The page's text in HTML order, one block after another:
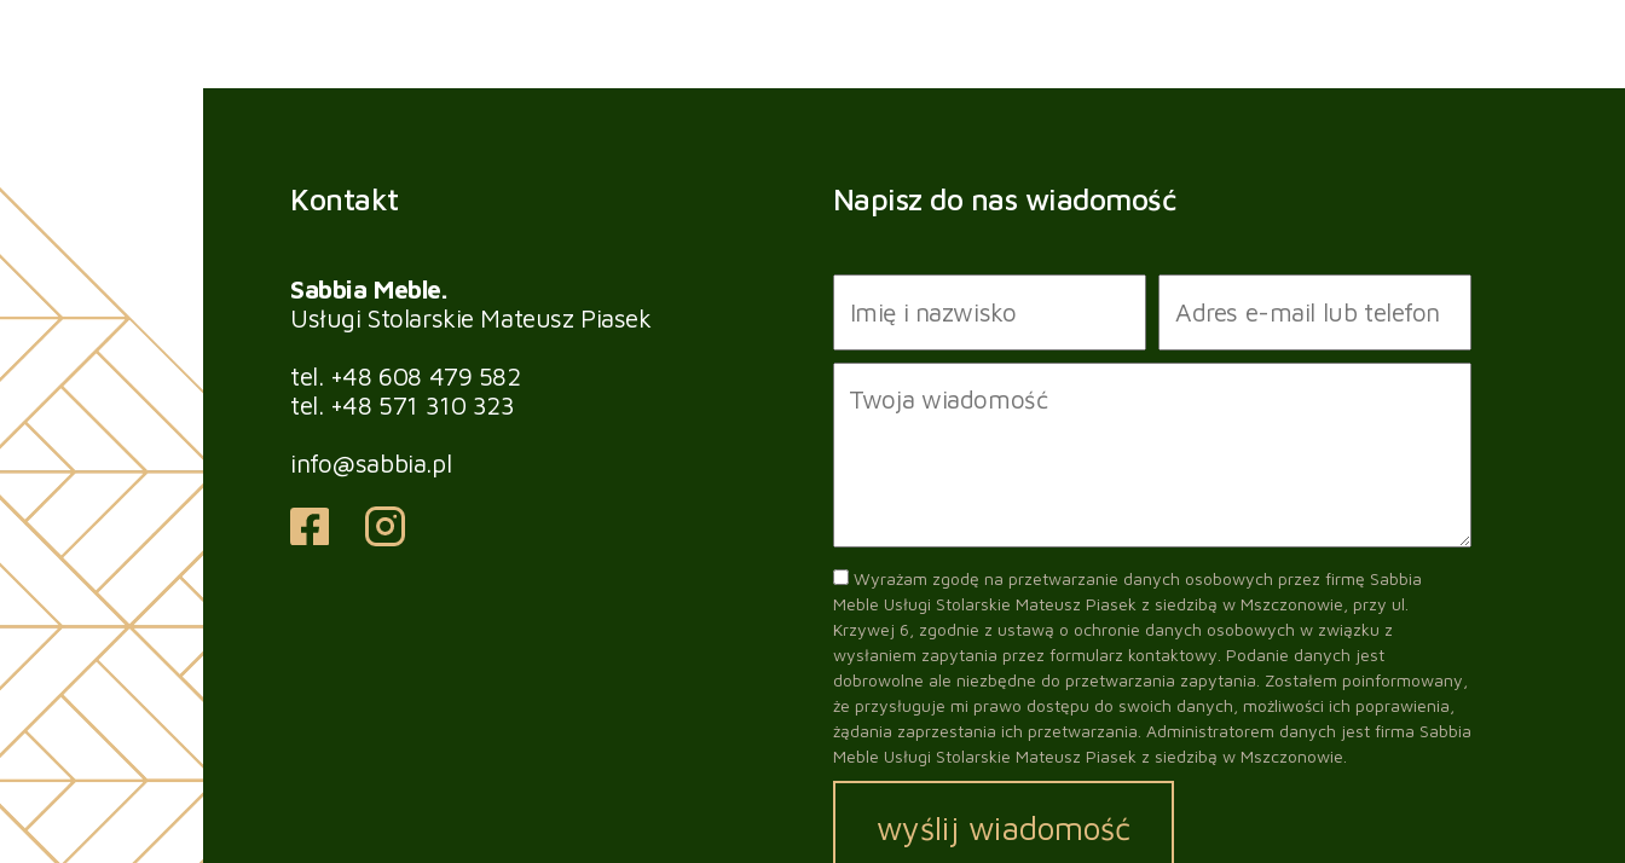
Kontakt
Sabbia Meble.
Usługi Stolarskie Mateusz Piasek
tel. +48 608 479 582
tel. +48 571 310 323
info@sabbia.pl
Napisz do nas wiadomość
Wyrażam zgodę na przetwarzanie danych osobowych przez firmę Sabbia
Meble Usługi Stolarskie Mateusz Piasek z siedzibą w Mszczonowie, przy ul.
Krzywej 6, zgodnie z ustawą o ochronie danych osobowych w związku z
wysłaniem zapytania przez formularz kontaktowy. Podanie danych jest
dobrowolne ale niezbędne do przetwarzania zapytania. Zostałem poinformowany,
że przysługuje mi prawo dostępu do swoich danych, możliwości ich poprawienia,
żądania zaprzestania ich przetwarzania. Administratorem danych jest firma Sabbia
Meble Usługi Stolarskie Mateusz Piasek z siedzibą w Mszczonowie.